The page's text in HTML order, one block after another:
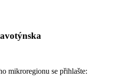
mikroregionu se přihlašte: